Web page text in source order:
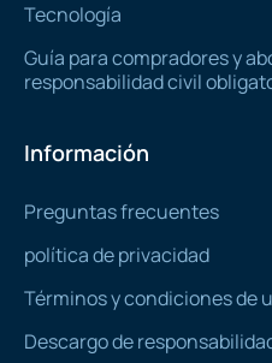
Tecnología
Guía para compradores y
responsabilidad civil
Información
Preguntas frecuentes
política de privacidad
Términos y condiciones de
Descargo de